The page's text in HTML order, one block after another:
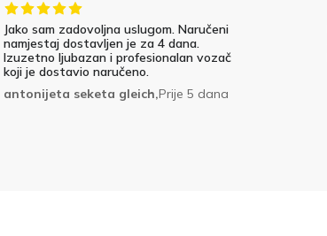
Jako sam zadovoljna uslugom. Naručeni
namjestaj dostavljen je za 4 dana.
Izuzetno ljubazan i profesionalan vozač
koji je dostavio naručeno.
antonijeta seketa gleich,Prije 5 dana